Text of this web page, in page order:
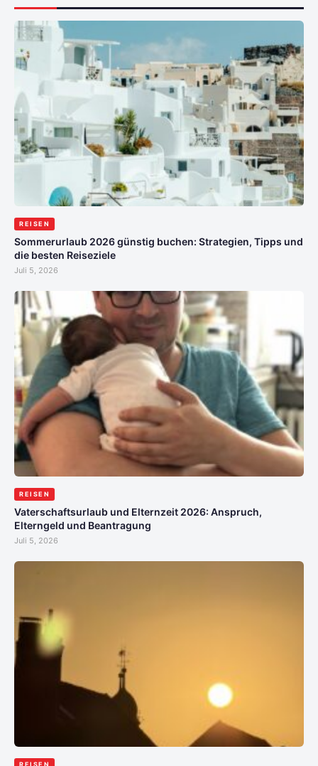
REISEN
Sommerurlaub 2026 günstig buchen: Strategien, Tipps und
die besten Reiseziele
Juli 5, 2026
REISEN
Vaterschaftsurlaub und Elternzeit 2026: Anspruch,
Elterngeld und Beantragung
Juli 5, 2026
REISEN